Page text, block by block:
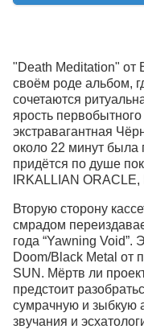
"Death Meditation" от
своём роде альбом,
сочетаются
ярость
экстравагантная
около 22 минут была
придётся по душе
IRKALLIAN
Вторую сторону
смрадом
года “Yawning Void”.
Doom/Black Metal от
SUN. Мёртв ли
предстоит
сумрачную и зыбкую
звучания и